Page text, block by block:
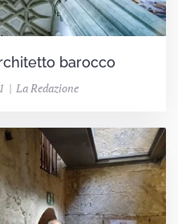
barocco
| La Redazione